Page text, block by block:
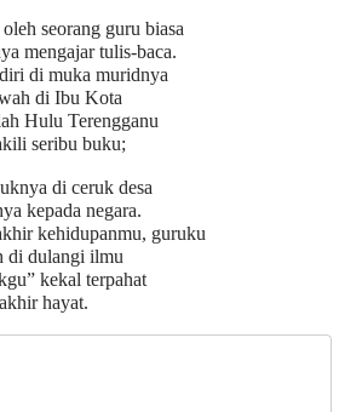
seorang guru biasa
mengajar tulis-baca.
di muka muridnya
di Ibu Kota
Hulu Terengganu
seribu buku;
di ceruk desa
kepada negara.
kehidupanmu, guruku
di dulangi ilmu
kekal terpahat
hayat.